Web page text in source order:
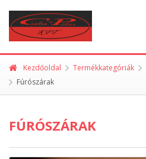
Kezdőoldal Termékkategóriák
Fúrószárak
FÚRÓSZÁRAK